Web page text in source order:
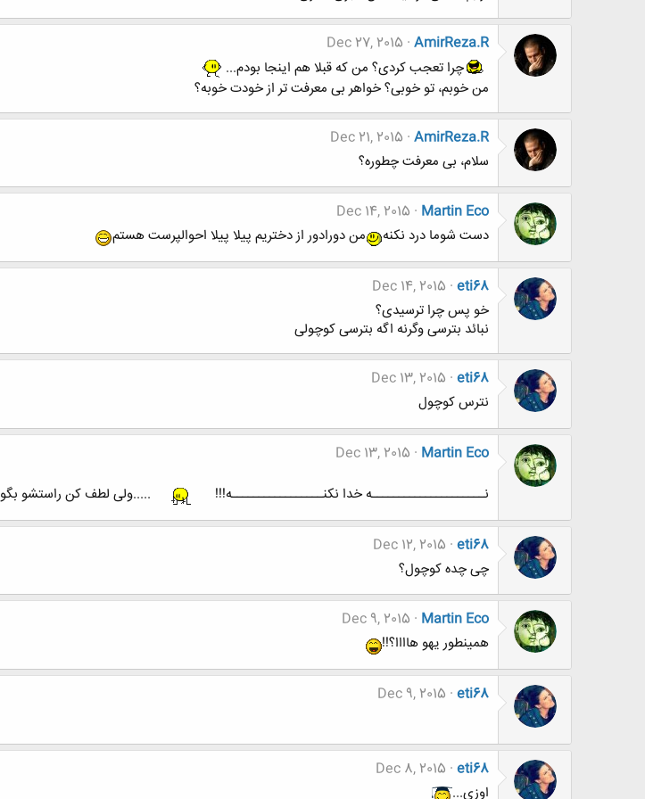
AmirReza.R
Dec 27, 2015
چرا تعجب کردی؟ من که قبلا هم اینجا بودم...
من خوبم، تو خوبی؟ خواهر بی معرفت تر از خودت خوبه؟
AmirReza.R
Dec 21, 2015
سلام، بی معرفت چطوره؟
Martin Eco
Dec 14, 2015
دست شوما درد نکنه
من دورادور از دختریم پیلا پیلا احوالپرست هستم
eti68
Dec 14, 2015
خو پس چرا ترسیدی؟
نبائد بترسی وگرنه اگه بترسی کوچولی
eti68
Dec 13, 2015
نترس کوچول
Martin Eco
Dec 13, 2015
نـــــــــــــــــــــه خدا نکنـــــــــــــــــه!!!
.....ولی لطف کن راستشو بگو
eti68
Dec 12, 2015
چی چده کوچول؟
Martin Eco
Dec 9, 2015
همینطور یهو هاااا؟!!
eti68
Dec 9, 2015
eti68
Dec 8, 2015
اوزی...